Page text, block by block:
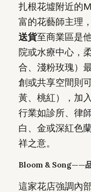
扎根花墟附近的
富的花藝師主理
送貨至商業區是
院或水療中心，
合、淺粉玫瑰）
創或共享空間則
黃、桃紅），加
行業如診所、律
白、金或深紅色
祥之意。
Bloom & Song——
這家花店強調內